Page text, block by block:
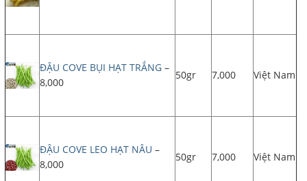
ĐẬU COVE BỤI HẠT TRẮNG –
8,000
50gr 7,000 Việt Nam
ĐẬU COVE LEO HẠT NÂU –
8,000
50gr 7,000 Việt Nam